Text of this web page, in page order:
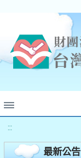
:::
最新公告